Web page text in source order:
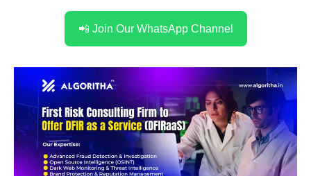
📲 Join Our WhatsApp Channel